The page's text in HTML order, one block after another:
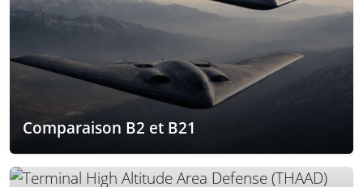
Comparaison B2 et B21